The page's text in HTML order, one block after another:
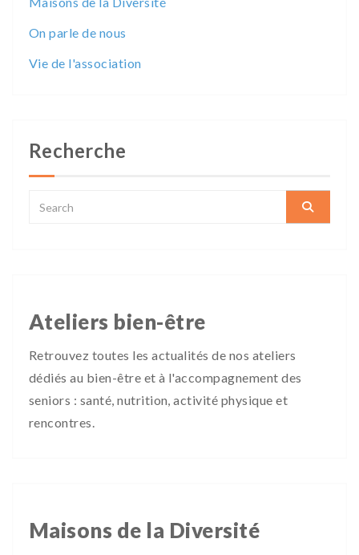
On parle de nous
Vie de l'association
Recherche
Ateliers bien-être
Retrouvez toutes les actualités de nos ateliers
dédiés au bien-être et à l'accompagnement des
seniors : santé, nutrition, activité physique et
rencontres.
Maisons de la Diversité